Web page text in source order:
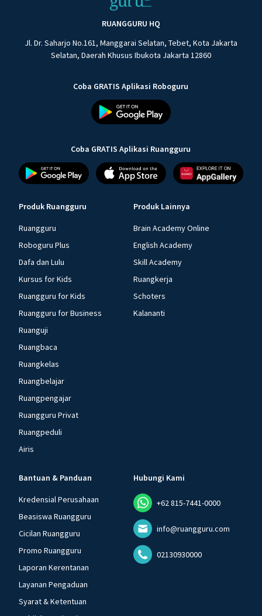
RUANGGURU HQ
Jl. Dr. Saharjo No.161, Manggarai Selatan, Tebet, Kota Jakarta
Selatan, Daerah Khusus Ibukota Jakarta 12860
Coba GRATIS Aplikasi Roboguru
Coba GRATIS Aplikasi Ruangguru
Produk Ruangguru
Ruangguru
Roboguru Plus
Dafa dan Lulu
Kursus for Kids
Ruangguru for Kids
Ruangguru for Business
Ruanguji
Ruangbaca
Ruangkelas
Ruangbelajar
Ruangpengajar
Ruangguru Privat
Ruangpeduli
Airis
Produk Lainnya
Brain Academy Online
English Academy
Skill Academy
Ruangkerja
Schoters
Kalananti
Bantuan & Panduan
Kredensial Perusahaan
Beasiswa Ruangguru
Cicilan Ruangguru
Promo Ruangguru
Laporan Kerentanan
Layanan Pengaduan
Syarat & Ketentuan
Hubungi Kami
+62 815-7441-0000
info@ruangguru.com
02130930000